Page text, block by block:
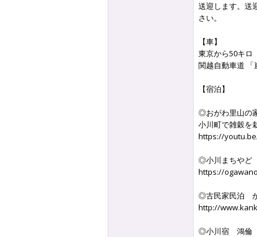
送迎します。送
さい。
【車】
東京から50キロ
関越自動車道
【宿泊】
◎おがわ里山の
小川町で雑穀を
https://youtu.be/
◎小川まちやど
https://
◎古民家民泊
http://
◎小川宿 鴻倫